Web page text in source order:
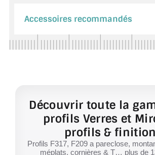
Accessoires recommandés
Découvrir toute la
profils Verres et
profils &
Profils F317, F209 a pareclose,
méplats, cornières & T… plus de